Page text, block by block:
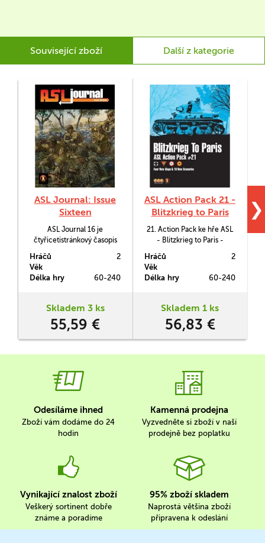
Související zboží Další z kategorie
ASL Journal: Issue
Sixteen
ASL Journal 16 je
čtyřicetistránkový časopis
Leader, který obsahuje
články, poslední errata a
úpravy některých scénářů.
dalších bitev a dvě mapy o
96 a 97).
Hráčů
2
Věk
Délka hry
60-240
Skladem 3 ks
55,59 €
ASL Action Pack 21 -
Blitzkrieg to Paris
21. Action Pack ke hře ASL
- Blitzkrieg to Paris -
květnových dnů roku 1940,
kdy byla zaháhejna operace
Fall Gelb, což byla německá
a Nizozemí.
Hráčů
2
Věk
Délka hry
60-240
Skladem 1 ks
56,83 €
❯
Odesíláme ihned
Zboží vám dodáme do 24
hodin
Kamenná prodejna
Vyzvedněte si zboží v naší
prodejně bez poplatku
Vynikající znalost zboží
Veškerý sortinent dobře
známe a poradíme
95% zboží skladem
Naprostá většina zboží
připravena k odeslání